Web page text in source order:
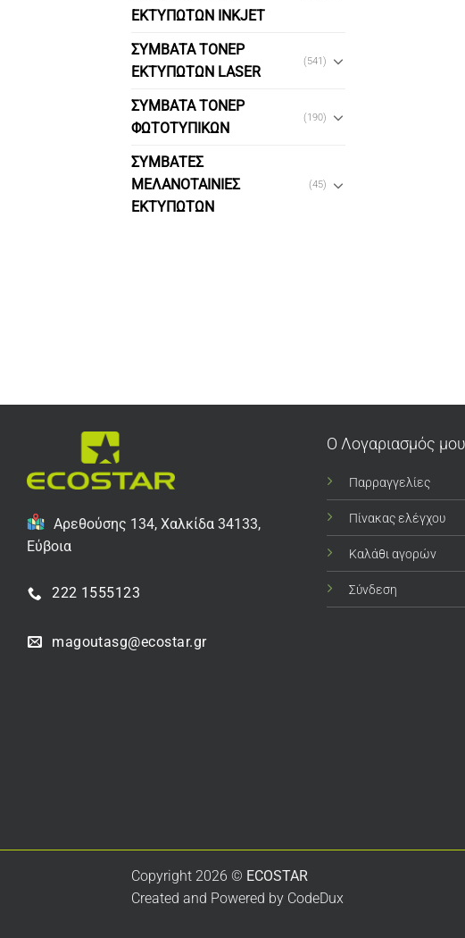
ΕΚΤΥΠΩΤΩΝ INKJET
ΣΥΜΒΑΤΑ ΤΟΝΕΡ
ΕΚΤΥΠΩΤΩΝ LASER
(541)
ΣΥΜΒΑΤΑ ΤΟΝΕΡ
ΦΩΤΟΤΥΠΙΚΩΝ
(190)
ΣΥΜΒΑΤΕΣ
ΜΕΛΑΝΟΤΑΙΝΙΕΣ
ΕΚΤΥΠΩΤΩΝ
(45)
Αρεθούσης 134, Χαλκίδα 34133,
Εύβοια
222 1555123
magoutasg@ecostar.gr
Ο Λογαριασμός μου
Παρραγγελίες
Πίνακας ελέγχου
Καλάθι αγορών
Σύνδεση
Copyright 2026 © ECOSTAR
Created and Powered by CodeDux